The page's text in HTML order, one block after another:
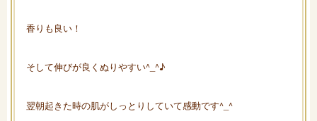
香りも良い！
そして伸びが良くぬりやすい^_^♪
翌朝起きた時の肌がしっとりしていて感動です^_^